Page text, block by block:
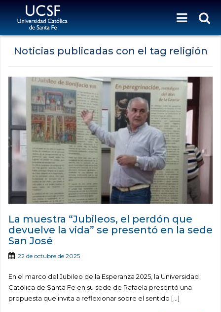
Noticias publicadas con el tag religión
La muestra “Jubileos, el perdón que
devuelve la vida” se presentó en la sede
San José
22 de octubre de 2025
En el marco del Jubileo de la Esperanza 2025, la Universidad
Católica de Santa Fe en su sede de Rafaela presentó una
propuesta que invita a reflexionar sobre el sentido […]